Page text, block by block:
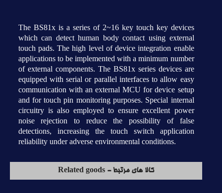
The BS81x is a series of 2~16 key touch key devices
which can detect human body contact using external
touch pads. The high level of device integration enable
applications to be implemented with a minimum number
of external components. The BS81x series devices are
equipped with serial or parallel interfaces to allow easy
communication with an external MCU for device setup
and for touch pin monitoring purposes. Special internal
circuitry is also employed to ensure excellent power
noise rejection to reduce the possibility of false
detections, increasing the touch switch application
reliability under adverse environmental conditions.
کالا های مرتبط - Related goods